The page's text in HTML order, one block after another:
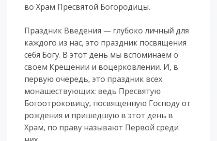
во Храм Пресвятой Богородицы.
Праздник Введения — глубоко личный для
каждого из нас, это праздник посвящения
себя Богу. В этот день мы вспоминаем о
своем Крещении и воцерковлении. И, в
первую очередь, это праздник всех
монашествующих: ведь Пресвятую
Богоотроковицу, посвященную Господу от
рождения и пришедшую в этот день в
Храм, по праву называют Первой среди